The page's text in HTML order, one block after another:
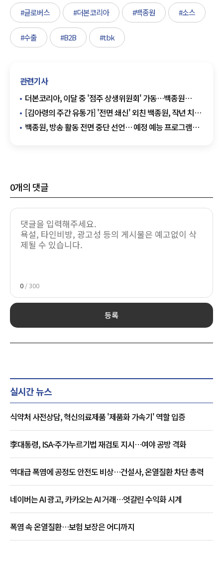
#글로버스 #더본코리아 #백종원 #소스
#수출 #B2B #tbk
관련기사
더본코리아, 이달 중 '점주 상생위원회' 가동…백종원
사재출연 검토
[김아령의 주간 유통가] '전면 쇄신' 외친 백종원, 작년 치킨
1위 bhc
백종원, 방송 활동 전면 중단 선언… 예정 예능 프로그램
0개의 댓글
0 / 300
등록
실시간 뉴스
식약처 사전상담, 혁신의료제품 '제품화 가속기' 역할 입증
李대통령, ISA·주가누르기법 재검토 지시…여야 공방 격화
역대급 폭염에 공정도 안전도 비상…건설사, 온열질환 차단 총력
네이버는 AI 광고, 카카오는 AI 거래…엇갈린 수익화 시계
폭염 속 온열질환…보험 보장은 어디까지